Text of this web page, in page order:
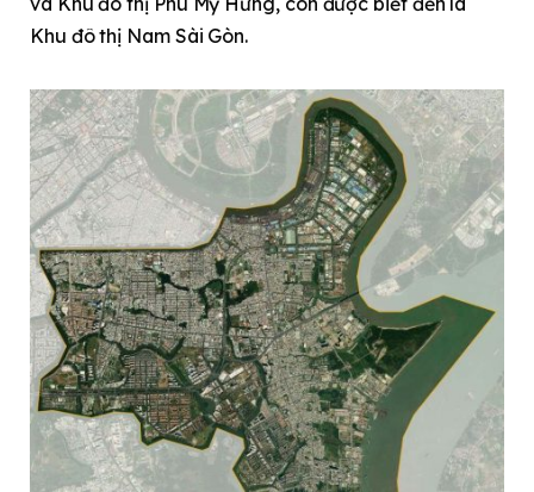
Khu đô thị Nam Sài Gòn.